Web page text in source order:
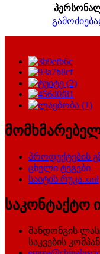
გამოძიება
პროდუქტების
ცხელი ტეგები
საიტის რუკა.xml
საკონტაქტო
შანდონგის
საკვების